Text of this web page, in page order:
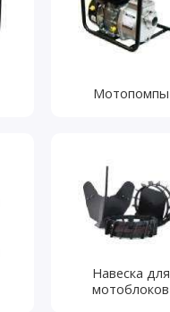
Мотопомпы
Навеска для
мотоблоков